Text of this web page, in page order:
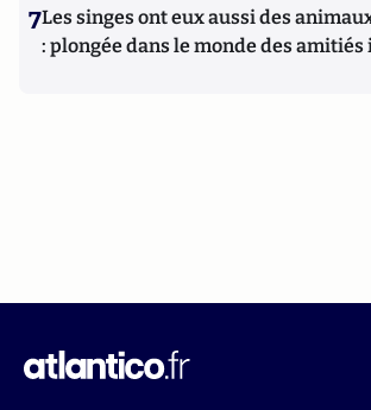
7Les singes ont eux aussi des
: plongée dans le monde des